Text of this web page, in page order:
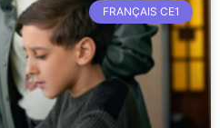
FRANÇAIS CE1